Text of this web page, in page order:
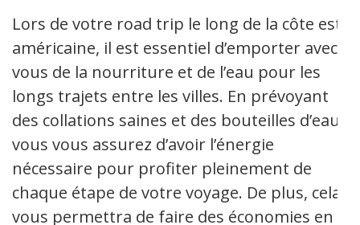
Lors de votre road trip le long de la côte est
américaine, il est essentiel d’emporter avec
vous de la nourriture et de l’eau pour les
longs trajets entre les villes. En prévoyant
des collations saines et des bouteilles d’eau,
vous vous assurez d’avoir l’énergie
nécessaire pour profiter pleinement de
chaque étape de votre voyage. De plus, cela
vous permettra de faire des économies en